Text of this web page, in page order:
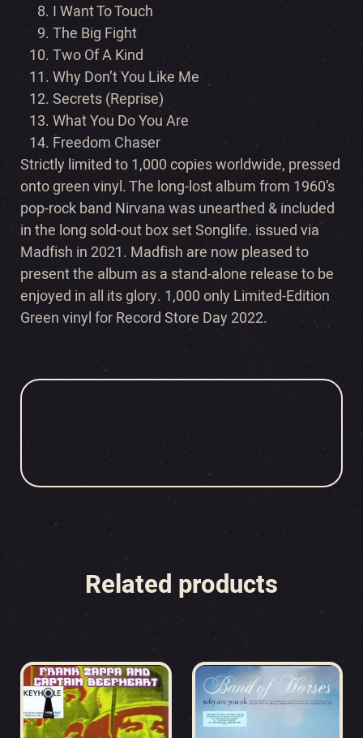
I Want To Touch
The Big Fight
Two Of A Kind
Why Don’t You Like Me
Secrets (Reprise)
What You Do You Are
Freedom Chaser
Strictly limited to 1,000 copies worldwide, pressed
onto green vinyl. The long-lost album from 1960’s
pop-rock band Nirvana was unearthed & included
in the long sold-out box set Songlife. issued via
Madfish in 2021. Madfish are now pleased to
present the album as a stand-alone release to be
enjoyed in all its glory. 1,000 only Limited-Edition
Green vinyl for Record Store Day 2022.
Related products